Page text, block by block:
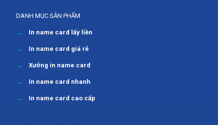
DANH MỤC SẢN PHẨM
→ In name card lấy liền
→ In name card giá rẻ
→ Xưởng in name card
→ In name card nhanh
→ In name card cao cấp